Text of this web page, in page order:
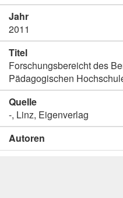
Jahr
2011
Titel
Forschungsbereicht des
Pädagogischen
Quelle
-, Linz, Eigenverlag
Autoren